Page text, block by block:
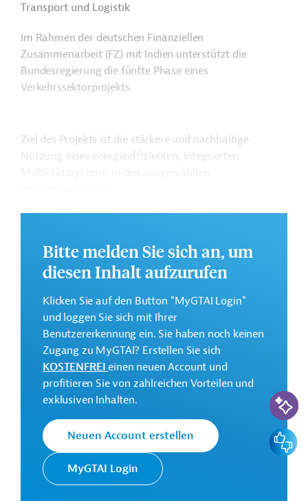
Transport und Logistik
Im Rahmen der deutschen Finanziellen
Zusammenarbeit (FZ) mit Indien unterstützt die
Bundesregierung die fünfte Phase eines
Verkehrssektorprojekts.
Ziel des Projekts ist die stärkere und nachhaltige
Nutzung eines energieeffizienten, integrierten
GTAI informiert über dieKfW: Schwerpunkte,
Geschäftsanbahnung.
Kontaktadresse
KfW
Entwicklungsbank
Die KfW Entwicklungsbank
setzt die Finanzielle
Zusammenarbeit (FZ)
Deutschlands im Auftrag der
Bundesregierung um. Ziele der
Bank sind die
Mittelstandsförderung, die
Bitte melden Sie sich an, um
diesen Inhalt aufzurufen
Klicken Sie auf den Button "MyGTAI Login"
und loggen Sie sich mit Ihrer
Benutzererkennung ein. Sie haben noch keinen
Zugang zu MyGTAI? Erstellen Sie sich
KOSTENFREIeinen neuen Account und
profitieren Sie von zahlreichen Vorteilen und
exklusiven Inhalten.
Neuen Account erstellen
MyGTAI Login
KI-